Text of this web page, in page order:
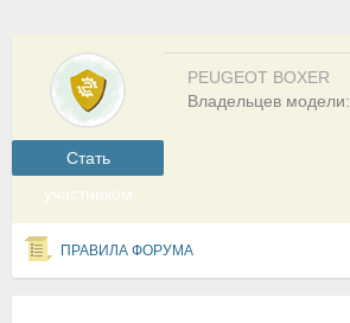
Cтать
участником
PEUGEOT BOXER
Владельцев модели:
ПРАВИЛА ФОРУМА